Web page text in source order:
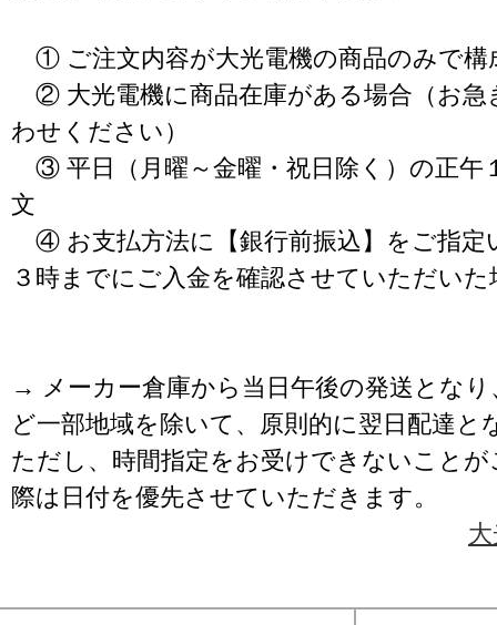
① ご注文内容が大光電機の商品のみで構
② 大光電機に商品在庫がある場合（お急
わせください）
③ 平日（月曜～金曜・祝日除く）の正午
文
④ お支払方法に【銀行前振込】をご指定
３時までにご入金を確認させていただいた
→ メーカー倉庫から当日午後の発送となり
ど一部地域を除いて、原則的に翌日配達と
ただし、時間指定をお受けできないこと
際は日付を優先させていただきます。